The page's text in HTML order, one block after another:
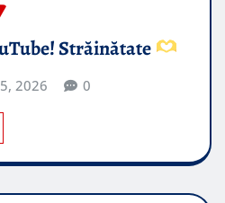
Străinătate
2026 0